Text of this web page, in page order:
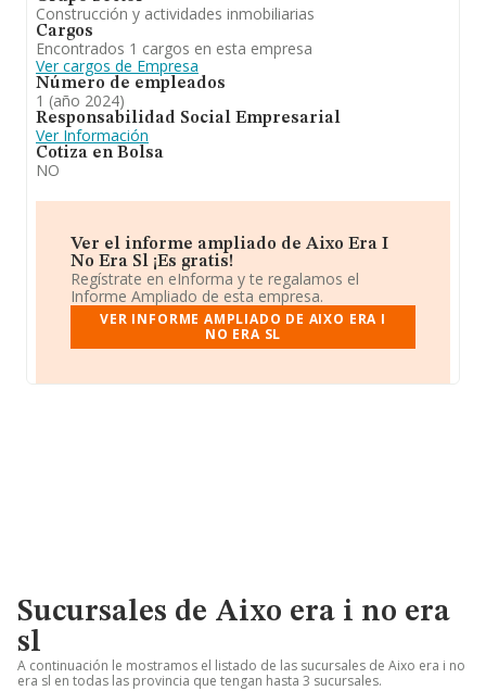
Construcción y actividades inmobiliarias
Cargos
Encontrados 1 cargos en esta empresa
Ver cargos de Empresa
Número de empleados
1 (año 2024)
Responsabilidad Social Empresarial
Ver Información
Cotiza en Bolsa
NO
Ver el informe ampliado de Aixo Era I
No Era Sl ¡Es gratis!
Regístrate en eInforma y te regalamos el
Informe Ampliado de esta empresa.
VER INFORME AMPLIADO DE AIXO ERA I
NO ERA SL
Sucursales de Aixo era i no era
sl
A continuación le mostramos el listado de las sucursales de Aixo era i no
era sl en todas las provincia que tengan hasta 3 sucursales.